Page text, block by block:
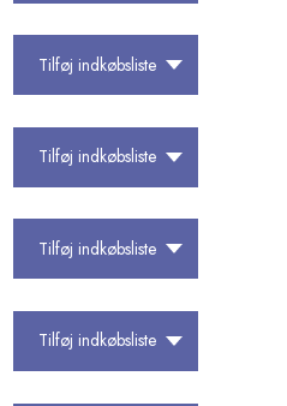
Tilføj indkøbsliste
Tilføj indkøbsliste
Tilføj indkøbsliste
Tilføj indkøbsliste